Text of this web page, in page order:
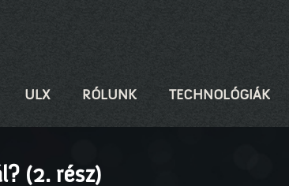
ULX RÓLUNK TECHNOLÓGIÁK
(2. rész)